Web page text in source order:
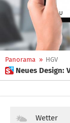
Panorama » HGV
 Neues
Wetter